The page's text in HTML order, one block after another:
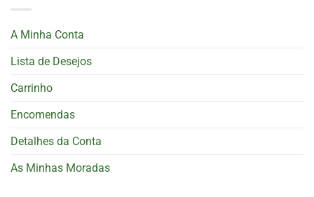
A Minha Conta
Lista de Desejos
Carrinho
Encomendas
Detalhes da Conta
As Minhas Moradas